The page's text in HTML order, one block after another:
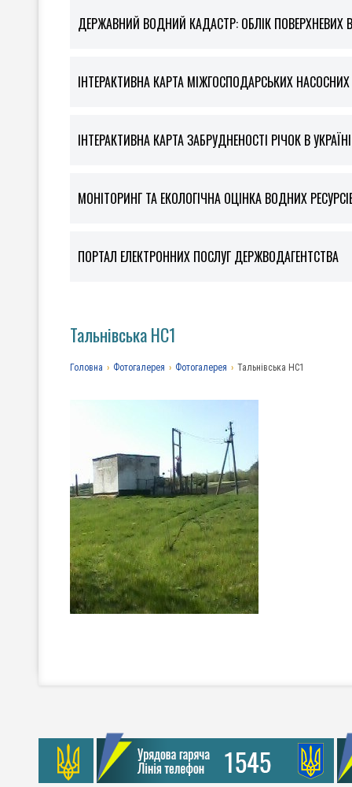
ДЕРЖАВНИЙ ВОДНИЙ КАДАСТР: ОБЛІК ПОВЕРХНЕВИХ
ІНТЕРАКТИВНА КАРТА МІЖГОСПОДАРСЬКИХ
ІНТЕРАКТИВНА КАРТА ЗАБРУДНЕНОСТІ РІЧОК В УКРАЇНІ
МОНІТОРИНГ ТА ЕКОЛОГІЧНА ОЦІНКА ВОДНИХ
ПОРТАЛ ЕЛЕКТРОННИХ ПОСЛУГ ДЕРЖВОДАГЕНТСТВА
Тальнівська НС1
Головна › Фотогалерея › Фотогалерея › Тальнівська НС1